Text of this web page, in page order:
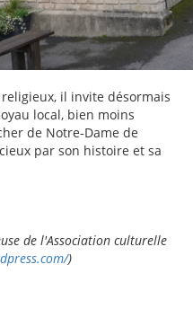
il invite désormais
local, bien moins
de Notre-Dame de
par son histoire et sa
de l'Association culturelle
)